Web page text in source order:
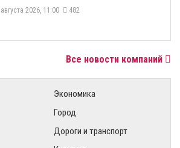
2026, 11:00 482
Все новости компаний
Экономика
Город
Дороги и транспорт